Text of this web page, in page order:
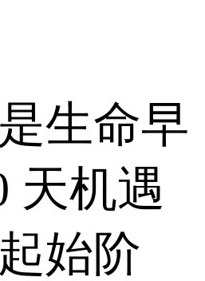
生命早
天机遇
始阶